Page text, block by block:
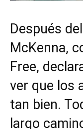
Después
McKenna,
Free,
ver que los
tan bien.
largo